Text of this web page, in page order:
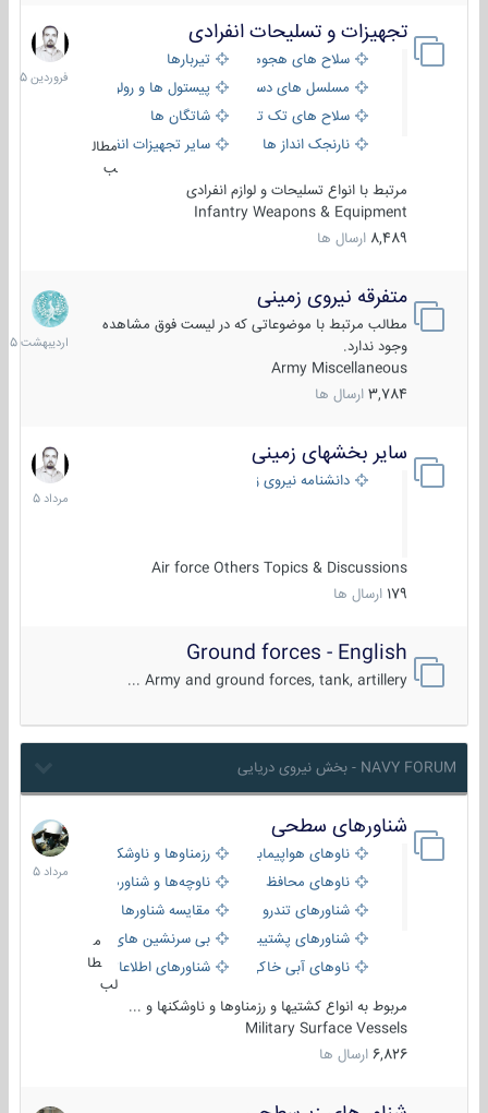
تجهیزات و تسلیحات انفرادی
سلاح های هجومی
تیربارها
مسلسل های دستی
پیستول ها و رولورها
سلاح های تک تیر اندازیشاتگان ها
نارنجک انداز ها
سایر تجهیزات انفرادی
مطال
ب
مرتبط با انواع تسلیحات و لوازم انفرادی
Infantry Weapons & Equipment
8,489 ارسال ها
17
فروردین
1405
متفرقه نیروی زمینی
مطالب مرتبط با موضوعاتی که در لیست فوق مشاهده
وجود ندارد.
Army Miscellaneous
3,784 ارسال ها
27
1405
سایر بخشهای زمینی
دانشنامه نیروی زمینی
Air force Others Topics & Discussions
179 ارسال ها
9
مرداد
1405
Ground forces - English
Army and ground forces, tank, artillery ...
NAVY FORUM - بخش نیروی دریایی
شناورهای سطحی
ناوهای هواپیمابر و بالگرد بررزمناوها و ناوشکن‌ها
ناوهای محافظ
ناوچه‌ها و شناورهای گشتی
شناورهای تندرو
مقایسه شناورها
شناورهای پشتیبانی
بی سرنشین های دریایی
ناوهای آبی خاکی و نیروبرشناورهای اطلاعاتی و جاسوسی
طا
لب
مربوط به انواع کشتیها و رزمناوها و ناوشکنها و ...
Military Surface Vessels
6,826 ارسال ها
2
مرداد
1405